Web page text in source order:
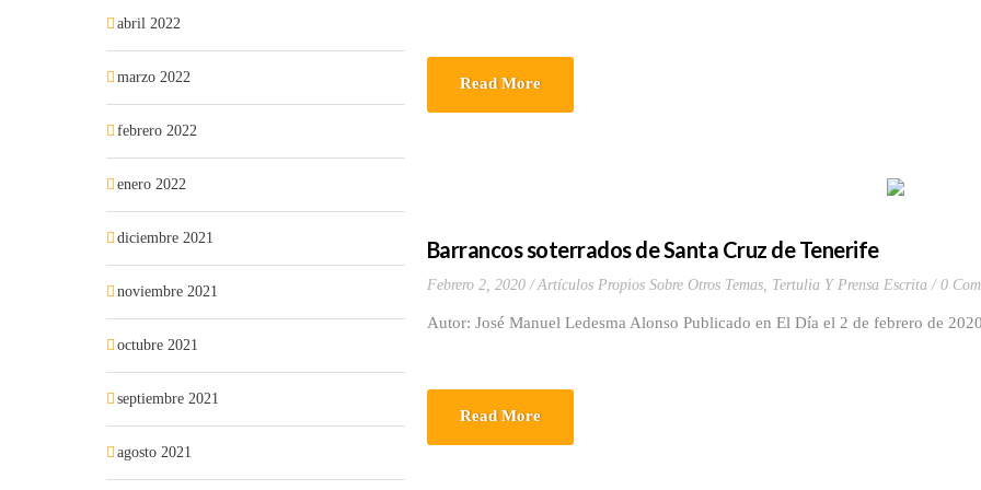
Read More
Barrancos soterrados de Santa Cruz de Tenerife
Febrero 2, 2020 Artículos Propios Sobre Otros Temas, Tertulia Y Prensa Escrita 0
Autor: José Manuel Ledesma Alonso Publicado en El Día el 2 de febrero de
Read More
abril 2022
marzo 2022
febrero 2022
enero 2022
diciembre 2021
noviembre 2021
octubre 2021
septiembre 2021
agosto 2021